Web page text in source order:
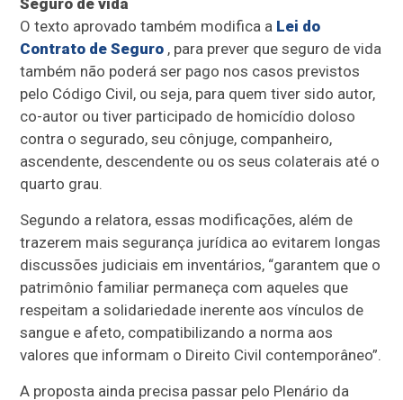
O texto aprovado também modifica a Lei do
Contrato de Seguro , para prever que seguro de vida
também não poderá ser pago nos casos previstos
pelo Código Civil, ou seja, para quem tiver sido autor,
co-autor ou tiver participado de homicídio doloso
contra o segurado, seu cônjuge, companheiro,
ascendente, descendente ou os seus colaterais até o
quarto grau.
Segundo a relatora, essas modificações, além de
trazerem mais segurança jurídica ao evitarem longas
discussões judiciais em inventários, “garantem que o
patrimônio familiar permaneça com aqueles que
respeitam a solidariedade inerente aos vínculos de
sangue e afeto, compatibilizando a norma aos
valores que informam o Direito Civil contemporâneo”.
A proposta ainda precisa passar pelo Plenário da